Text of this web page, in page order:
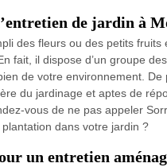
de jardin à
des fleurs ou des petits
fait, il dispose d’un groupe
de votre environnement.
du jardinage et aptes de
vous de ne pas appeler
dans votre jardin ?
un entretien